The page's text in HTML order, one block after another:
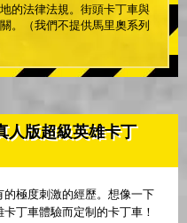
的法律法規。街頭卡丁車與
。（我們不提供馬里奧系列
人版超級英雄卡丁
極度刺激的經歷。想像一下
丁車體驗而定制的卡丁車！